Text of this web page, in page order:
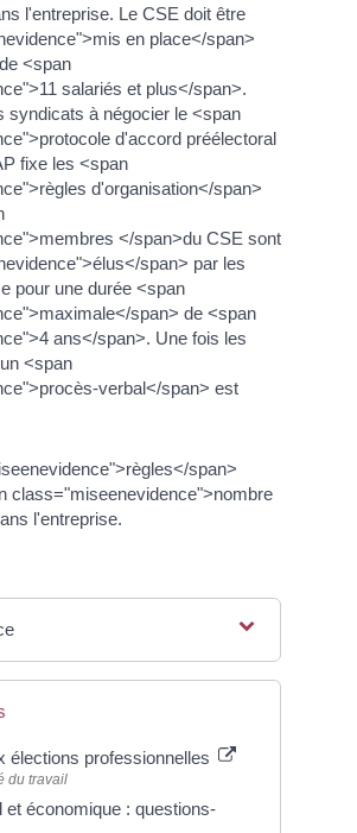
l'entreprise. Le CSE doit être
en place</span>
<span
salariés et plus</span>.
syndicats à négocier le <span
d'accord préélectoral
fixe les <span
d'organisation</span>
</span>du CSE sont
span> par les
pour une durée <span
span> de <span
ans</span>. Une fois les
<span
verbal</span> est
span>
class="miseenevidence">nombre
l'entreprise.
élections professionnelles
du travail
et économique : questions-